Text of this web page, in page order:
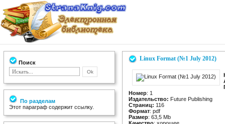
Поиск
По разделам
Этот параграф содержит ссылку.
Linux Format (№1 July 2012)
Номер: 1
Издательство: Future Publishing
Страниц: 116
Формат: pdf
Размер: 63,5 Mb